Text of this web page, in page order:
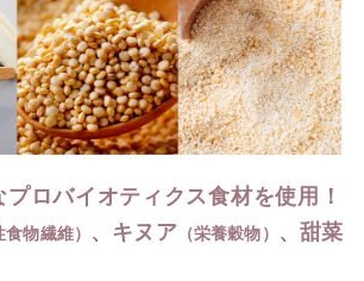
ロバイオティクス食材を使用！
食物繊維） 、キヌア （栄養穀物）
、甜菜